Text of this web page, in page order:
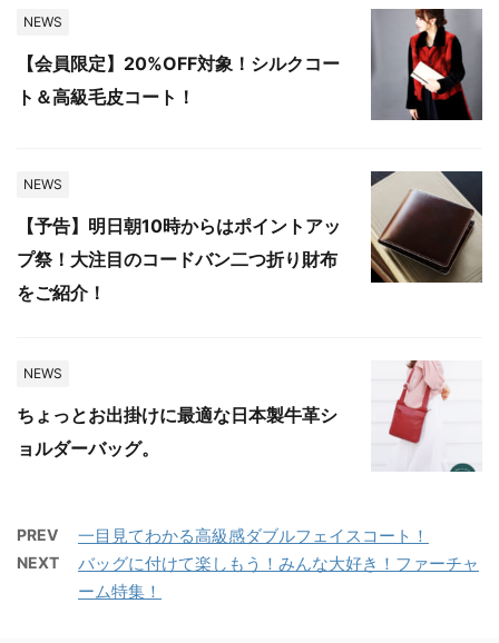
NEWS
【会員限定】20%OFF対象！シルクコー
ト＆高級毛皮コート！
NEWS
【予告】明日朝10時からはポイントアッ
プ祭！大注目のコードバン二つ折り財布
をご紹介！
NEWS
ちょっとお出掛けに最適な日本製牛革シ
ョルダーバッグ。
PREV 一目見てわかる高級感ダブルフェイスコート！
NEXT
バッグに付けて楽しもう！みんな大好き！ファーチャ
ーム特集！